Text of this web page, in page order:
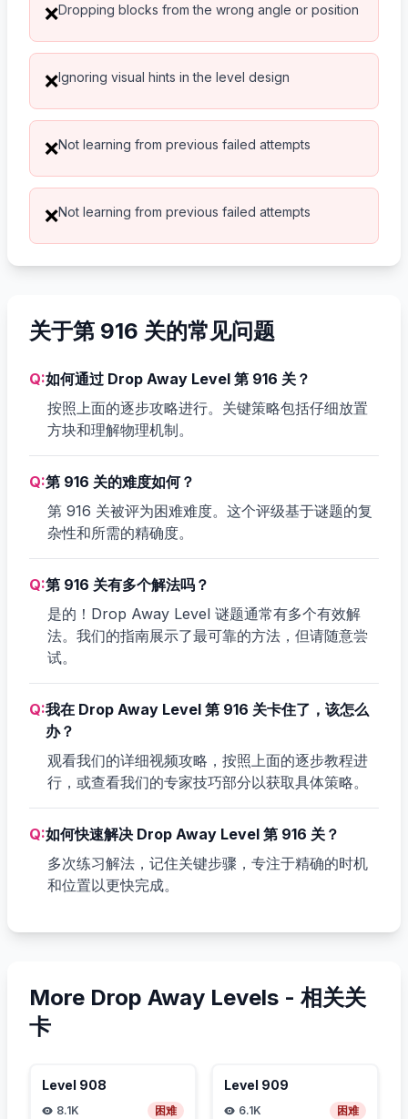
❌Dropping blocks from the wrong angle or position
❌Ignoring visual hints in the level design
❌Not learning from previous failed attempts
❌Not learning from previous failed attempts
关于第 916 关的常见问题
Q:如何通过 Drop Away Level 第 916 关？
按照上面的逐步攻略进行。关键策略包括仔细放置
方块和理解物理机制。
Q:第 916 关的难度如何？
第 916 关被评为困难难度。这个评级基于谜题的复
杂性和所需的精确度。
Q:第 916 关有多个解法吗？
是的！Drop Away Level 谜题通常有多个有效解
法。我们的指南展示了最可靠的方法，但请随意尝
试。
Q:我在 Drop Away Level 第 916 关卡住了，该怎么
办？
观看我们的详细视频攻略，按照上面的逐步教程进
行，或查看我们的专家技巧部分以获取具体策略。
Q:如何快速解决 Drop Away Level 第 916 关？
多次练习解法，记住关键步骤，专注于精确的时机
和位置以更快完成。
More Drop Away Levels - 相关关
卡
Level 908
8.1K 困难
Level 909
6.1K 困难